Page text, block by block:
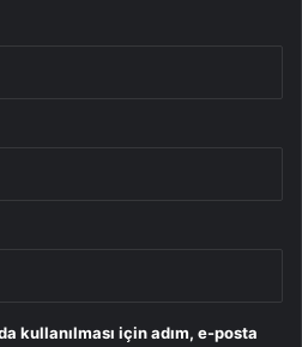
kullanılması için adım, e-posta